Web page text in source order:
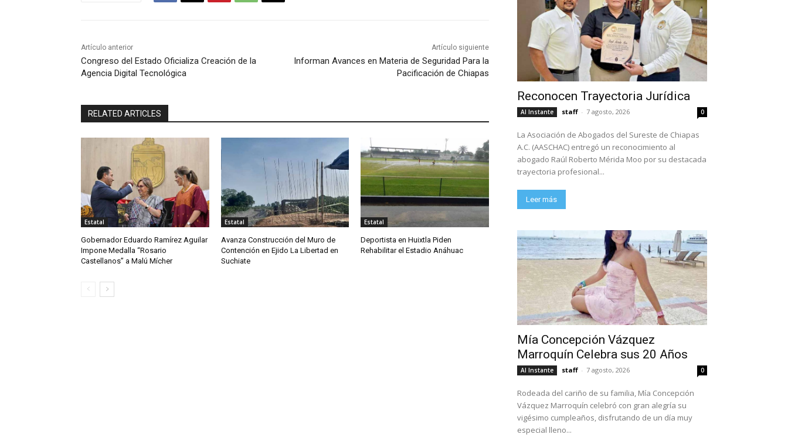
Artículo anterior
Congreso del Estado Oficializa Creación de la
Agencia Digital Tecnológica
Artículo siguiente
Informan Avances en Materia de Seguridad Para la
Pacificación de Chiapas
RELATED ARTICLES
Estatal
Gobernador Eduardo Ramírez Aguilar
Impone Medalla “Rosario
Castellanos” a Malú Mícher
Estatal
Avanza Construcción del Muro de
Contención en Ejido La Libertad en
Suchiate
Estatal
Deportista en Huixtla Piden
Rehabilitar el Estadio Anáhuac
Reconocen Trayectoria Jurídica
Al Instante staff - 7 agosto, 2026 0
La Asociación de Abogados del Sureste de Chiapas
A.C. (AASCHAC) entregó un reconocimiento al
abogado Raúl Roberto Mérida Moo por su destacada
trayectoria profesional...
Leer más
Mía Concepción Vázquez
Marroquín Celebra sus 20 Años
Al Instante staff - 7 agosto, 2026 0
Rodeada del cariño de su familia, Mía Concepción
Vázquez Marroquín celebró con gran alegría su
vigésimo cumpleaños, disfrutando de un día muy
especial lleno...